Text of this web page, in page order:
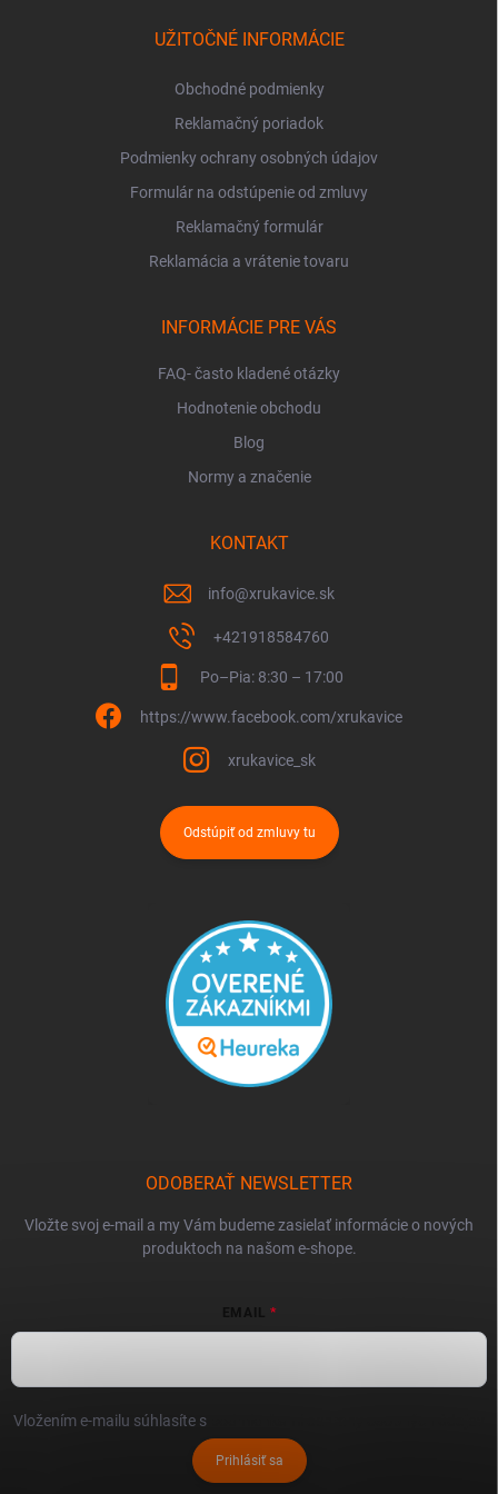
UŽITOČNÉ INFORMÁCIE
Obchodné podmienky
Reklamačný poriadok
Podmienky ochrany osobných údajov
Formulár na odstúpenie od zmluvy
Reklamačný formulár
Reklamácia a vrátenie tovaru
INFORMÁCIE PRE VÁS
FAQ- často kladené otázky
Hodnotenie obchodu
Blog
Normy a značenie
KONTAKT
info@xrukavice.sk
+421918584760
Po–Pia: 8:30 – 17:00
https://www.facebook.com/xrukavice
xrukavice_sk
Odstúpiť od zmluvy tu
ODOBERAŤ NEWSLETTER
Vložte svoj e-mail a my Vám budeme zasielať informácie o nových
produktoch na našom e-shope.
EMAIL
Vložením e-mailu súhlasíte s
Prihlásiť sa